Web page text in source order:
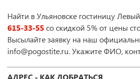
Найти в Ульяновске гостиницу
615-33-55со скидкой 5% от цены
Высылайте заявку на наш
info@pogostite.ru. Укажите ФИО,
АДРЕС - КАК ДОБРАТЬСЯ